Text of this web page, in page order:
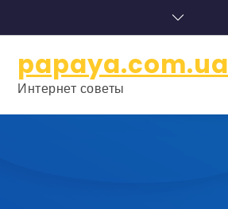
papaya.com.ua
Интернет советы